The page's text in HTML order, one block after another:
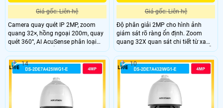
Giá gốc: Liên hệ
Camera quay quét IP 2MP, zoom
quang 32×, hồng ngoại 200m, quay
quét 360°, AI AcuSense phân loại
người và xe, chuẩn bảo vệ IP67,
IK10.
Giá gốc: Liên hệ
Độ phân giải 2MP cho hình ảnh
giám sát rõ ràng ổn định. Zoom
quang 32X quan sát chi tiết từ xa
khu vực rộng. Hồng ngoại 200m hỗ
trợ quan sát ban đêm hiệu quả cao.
Cảm biến 1/2.8" CMOS cho chất
lượng hình ảnh ổn định. Xoay 360°
PTZ linh hoạt bao quát toàn khu
vực rộng.
14 10